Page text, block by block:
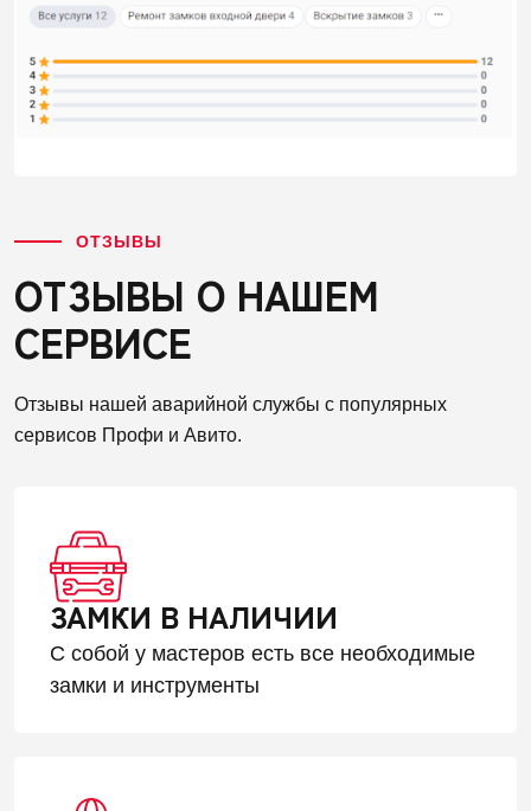
ОТЗЫВЫ
ОТЗЫВЫ О НАШЕМ
СЕРВИСЕ
Отзывы нашей аварийной службы с популярных
сервисов Профи и Авито.
ЗАМКИ В НАЛИЧИИ
С собой у мастеров есть все необходимые
замки и инструменты